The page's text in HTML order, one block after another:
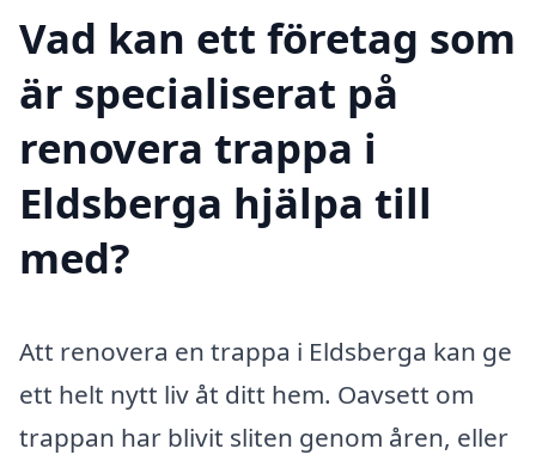
Vad kan ett företag som
är specialiserat på
renovera trappa i
Eldsberga hjälpa till
med?
Att renovera en trappa i Eldsberga kan ge
ett helt nytt liv åt ditt hem. Oavsett om
trappan har blivit sliten genom åren, eller